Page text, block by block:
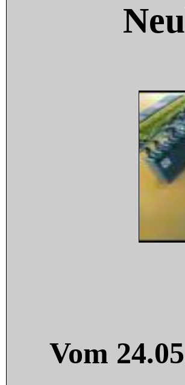
Vom